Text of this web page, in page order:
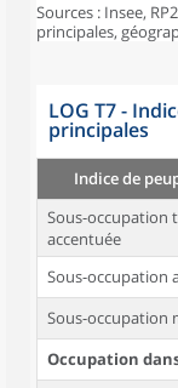
Sources : Insee,
principales,
LOG T7 -
principales
Indice de
Sous-occupation
accentuée
Sous-occupation
Sous-occupation
Occupation